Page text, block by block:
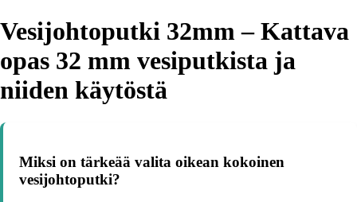
Vesijohtoputki 32mm – Kattava
opas 32 mm vesiputkista ja
niiden käytöstä
Miksi on tärkeää valita oikean kokoinen
vesijohtoputki?